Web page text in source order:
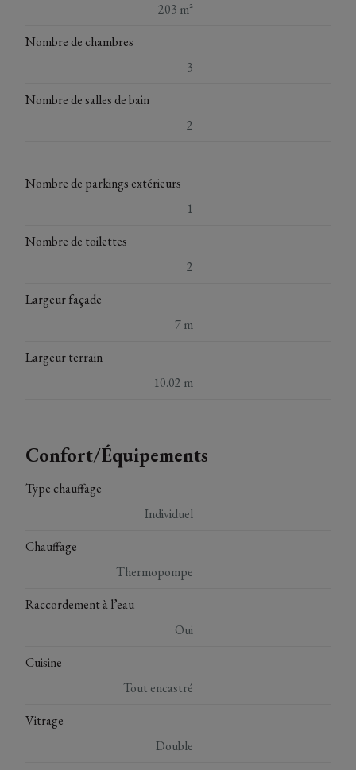
203 m²
Nombre de chambres
3
Nombre de salles de bain
2
Nombre de parkings extérieurs
1
Nombre de toilettes
2
Largeur façade
7 m
Largeur terrain
10.02 m
Confort/Équipements
Type chauffage
Individuel
Chauffage
Thermopompe
Raccordement à l’eau
Oui
Cuisine
Tout encastré
Vitrage
Double